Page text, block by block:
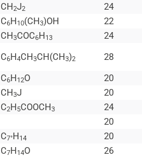
СН2J2
24
C6H10(СН3)ОН
22
СН3COC6H13
24
C6H4СН3CH(СН3)2
28
C6H12O
20
СН3J
20
C2H5COOCH3
24
20
C7°H14
20
C7H14O
26